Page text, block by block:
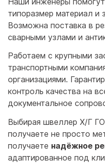
типоразмер материал и
Возможна поставка в
сварными узлами и
Работаем с крупными
транспортными
организациями.
контроль качества на
документальное
Выбирая швеллер Х/Г
получаете не просто
получаете надёжное
адаптированное под